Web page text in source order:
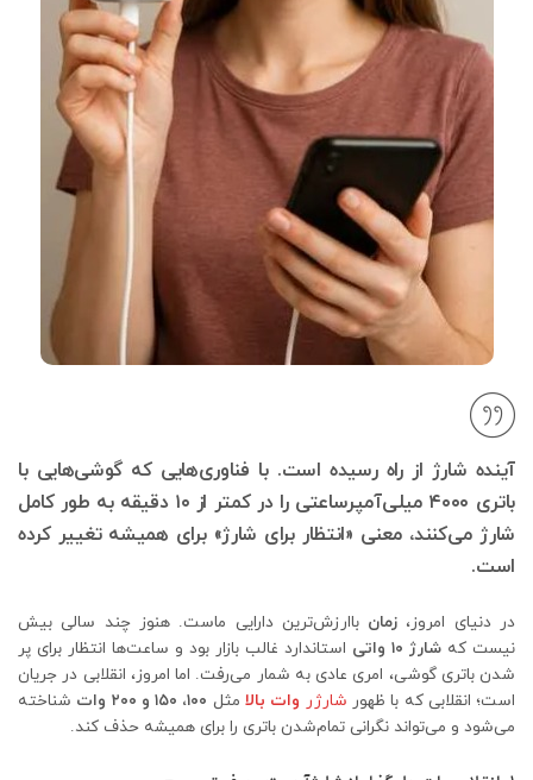
آینده شارژ از راه رسیده است. با فناوری‌هایی که گوشی‌هایی با
باتری ۴۰۰۰ میلی‌آمپرساعتی را در کمتر از ۱۰ دقیقه به طور کامل
شارژ می‌کنند، معنی «انتظار برای شارژ» برای همیشه تغییر کرده
است.
در دنیای امروز، زمان باارزش‌ترین دارایی ماست. هنوز چند سالی بیش
نیست که شارژ ۱۰ واتی
استاندارد غالب بازار بود و ساعت‌ها انتظار برای پر
شدن باتری گوشی، امری عادی به شمار می‌رفت. اما امروز، انقلابی در جریان
است؛ انقلابی که با ظهور شارژر وات بالا مثل ۱۰۰، ۱۵۰ و ۲۰۰ وات
شناخته
می‌شود و می‌تواند نگرانی تمام‌شدن باتری را برای همیشه حذف کند.